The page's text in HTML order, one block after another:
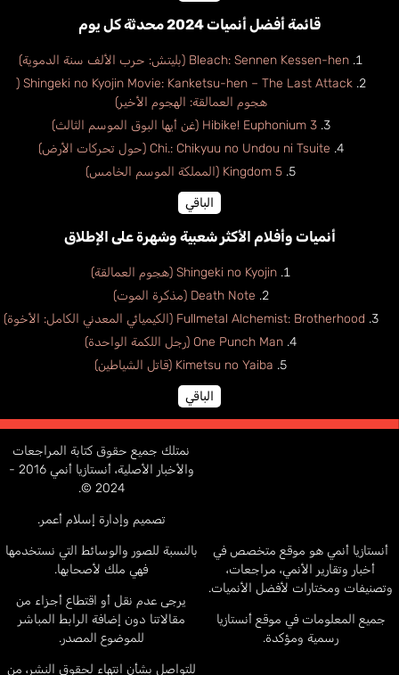
قائمة أفضل أنميات 2024 محدثة كل يوم
Bleach: Sennen Kessen-hen (بليتش: حرب الألف سنة الدموية)
Shingeki no Kyojin Movie: Kanketsu-hen – The Last Attack (
هجوم العمالقة: الهجوم الأخير)
Hibike! Euphonium 3 (غن أيها البوق الموسم الثالث)
Chi.: Chikyuu no Undou ni Tsuite (حول تحركات الأرض)
Kingdom 5 (المملكة الموسم الخامس)
الباقي
أنميات وأفلام الأكثر شعبية وشهرة على الإطلاق
Shingeki no Kyojin (هجوم العمالقة)
Death Note (مذكرة الموت)
Fullmetal Alchemist: Brotherhood (الكيميائي المعدني الكامل: الأخوة)
One Punch Man (رجل اللكمة الواحدة)
Kimetsu no Yaiba (قاتل الشياطين)
الباقي
أنستازيا أنمي هو موقع متخصص في
أخبار وتقارير الأنمي، مراجعات،
وتصنيفات ومختارات لأفضل الأنميات.
جميع المعلومات في موقع أنستازيا
رسمية ومؤكدة.
نمتلك جميع حقوق كتابة المراجعات
والأخبار الأصلية، أنستازيا أنمي 2016 -
2024 ©.
تصميم وإدارة إسلام أعمر.
بالنسبة للصور والوسائط التي نستخدمها
فهي ملك لأصحابها.
يرجى عدم نقل أو اقتطاع أجزاء من
مقالاتنا دون إضافة الرابط المباشر
للموضوع المصدر.
للتواصل بشأن انتهاء لحقوق النشر، من